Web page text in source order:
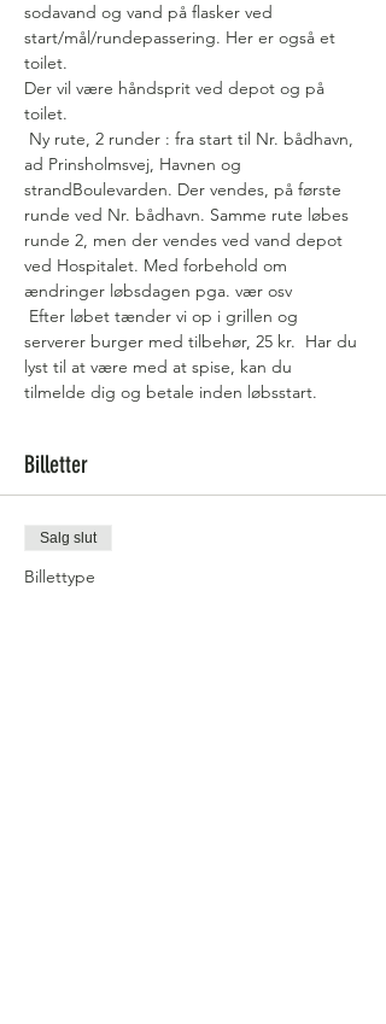
sodavand og vand på flasker ved
start/mål/rundepassering. Her er også et
toilet.
Der vil være håndsprit ved depot og på
toilet.
Ny rute, 2 runder : fra start til Nr. bådhavn,
ad Prinsholmsvej, Havnen og
strandBoulevarden. Der vendes, på første
runde ved Nr. bådhavn. Samme rute løbes
runde 2, men der vendes ved vand depot
ved Hospitalet. Med forbehold om
ændringer løbsdagen pga. vær osv
Efter løbet tænder vi op i grillen og
serverer burger med tilbehør, 25 kr.  Har du
lyst til at være med at spise, kan du
tilmelde dig og betale inden løbsstart.
Billetter
Salg slut
Billettype